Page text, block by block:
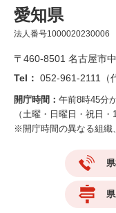
愛知県
法人番号1000020230006
〒460-8501 名古屋市
Tel： 052-961-2111（
開庁時間： 午前8時45分
（土曜・日曜日・祝日
※開庁時間の異なる組織